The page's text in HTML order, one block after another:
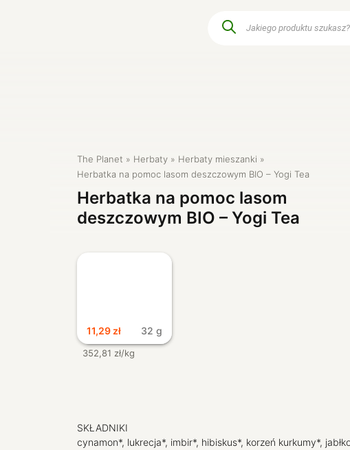
Produkty dla diabetyków
produktów
The Planet Herbaty
Herbaty mieszanki
Herbatka na pomoc lasom deszczowym BIO – Yogi Tea
Herbatka na pomoc lasom
deszczowym BIO – Yogi Tea
11,29 zł 32 g
352,81 zł/kg
SKŁADNIKI
cynamon*, lukrecja*, imbir*, hibiskus*, korzeń kurkumy*,